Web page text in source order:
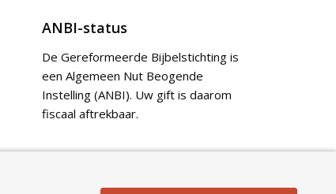
ANBI-status
De Gereformeerde Bijbelstichting is
een Algemeen Nut Beogende
Instelling (ANBI). Uw gift is daarom
fiscaal aftrekbaar.